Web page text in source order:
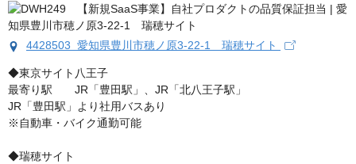
4428503 愛知県豊川市穂ノ原3-22-1 瑞穂サイト
◆東京サイト八王子
最寄り駅　　JR「豊田駅」、JR「北八王子駅」
JR「豊田駅」より社用バスあり
※自動車・バイク通勤可能
◆瑞穂サイト